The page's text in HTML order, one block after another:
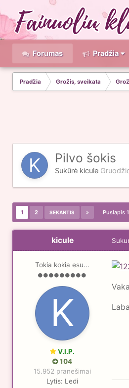
Forumas Pradžia
Pradžia Grožis, sveikata
Pilvo šokis
Sukūrė kicule
1 2 SEKANTIS Puslapis
kicule
Tokia kokia esu...
V.I.P.
104
15.952 pranešimai
Lytis: Ledi